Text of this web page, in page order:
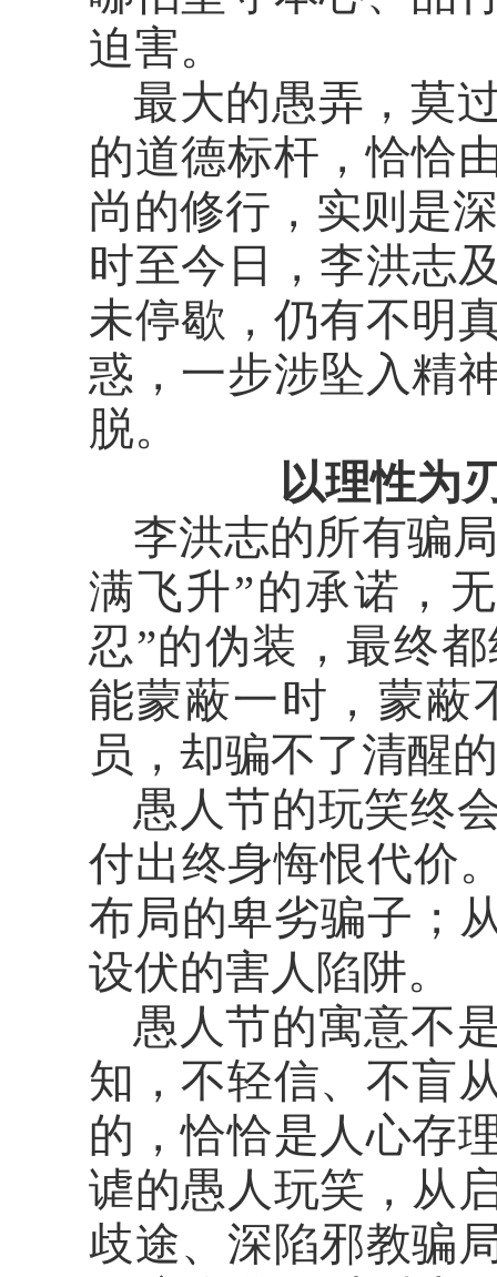
迫害。
最大的愚弄，莫
的道德标杆，恰恰
尚的修行，实则是
时至今日，李洪志
未停歇，仍有不明
惑，一步涉坠入精
脱。
以理性为
李洪志的所有骗
满飞升”的承诺，
忍”的伪装，最终
能蒙蔽一时，蒙蔽
员，却骗不了清醒
愚人节的玩笑终
付出终身悔恨代价
布局的卑劣骗子；
设伏的害人陷阱。
愚人节的寓意不
知，不轻信、不盲
的，恰恰是人心存
谑的愚人玩笑，从
歧途、深陷邪教骗